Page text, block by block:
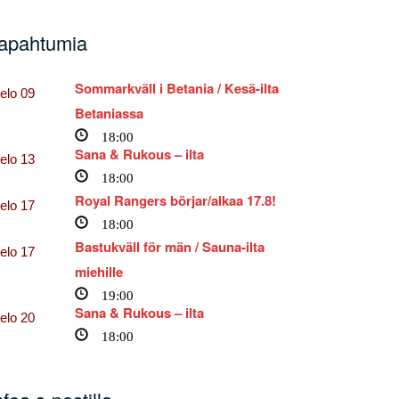
elo09
Sommarkväll i Betania / Kesä-ilta
Betaniassa
18:00
elo 13 Sana & Rukous – ilta
18:00
elo 17 Royal Rangers börjar/alkaa 17.8!
18:00
elo 17
Bastukväll för män / Sauna-ilta
miehille
19:00
elo20 Sana & Rukous – ilta
18:00